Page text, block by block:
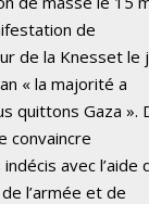
de
de la Knesset le
« la majorité a
quittons Gaza ».
convaincre
avec l’aide
l’armée et de